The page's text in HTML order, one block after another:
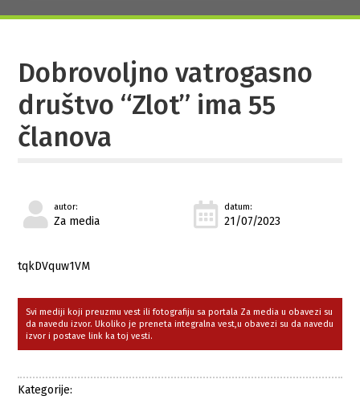
Dobrovoljno vatrogasno
društvo “Zlot” ima 55
članova
autor:
Za media
datum:
21/07/2023
tqkDVquw1VM
Svi mediji koji preuzmu vest ili fotografiju sa portala Za media u obavezi su
da navedu izvor. Ukoliko je preneta integralna vest,u obavezi su da navedu
izvor i postave link ka toj vesti.
Kategorije: